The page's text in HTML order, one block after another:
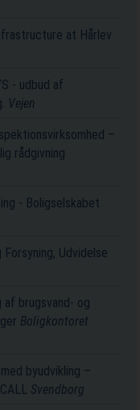
at Hårlev
- udbud af
Vejen
–
rådgivning
- Boligselskabet
Udvidelse
af brugsvand- og
Boligkontoret
byudvikling –
Svendborg